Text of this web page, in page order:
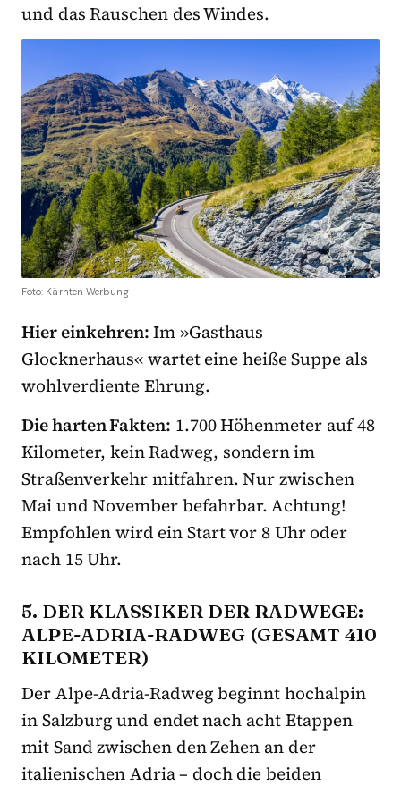
und das Rauschen des Windes.
Foto: Kärnten Werbung
Hier einkehren:Im »Gasthaus
Glocknerhaus« wartet eine heiße Suppe als
wohlverdiente Ehrung.
Die harten Fakten: 1.700 Höhenmeter auf 48
Kilometer, kein Radweg, sondern im
Straßenverkehr mitfahren. Nur zwischen
Mai und November befahrbar. Achtung!
Empfohlen wird ein Start vor 8 Uhr oder
nach 15 Uhr.
5. DER KLASSIKER DER RADWEGE:
ALPE-ADRIA-RADWEG (GESAMT 410
KILOMETER)
Der Alpe-Adria-Radweg beginnt hochalpin
in Salzburg und endet nach acht Etappen
mit Sand zwischen den Zehen an der
italienischen Adria – doch die beiden